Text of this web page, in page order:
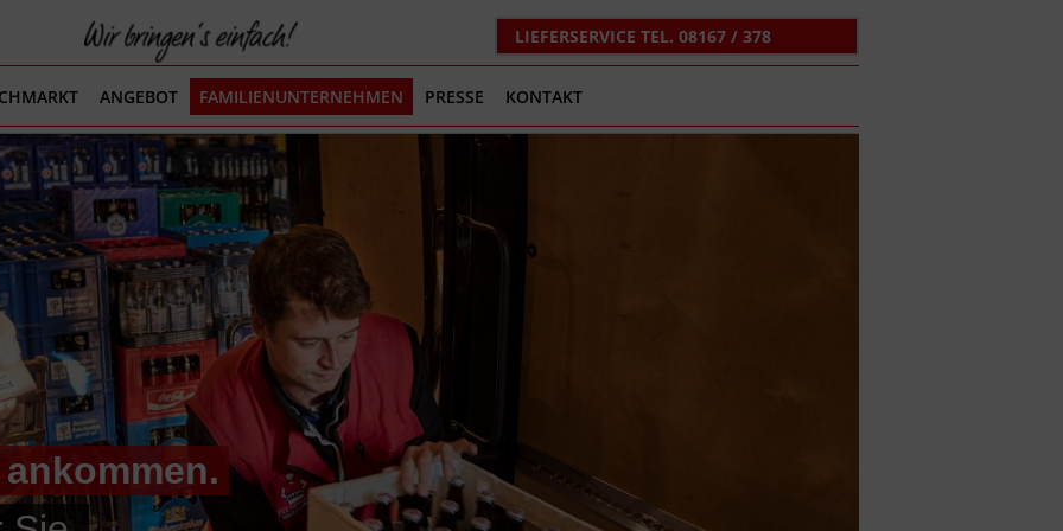
LIEFERSERVICE TEL. 08167 / 378
ANGEBOT FAMILIENUNTERNEHMEN PRESSE KONTAKT